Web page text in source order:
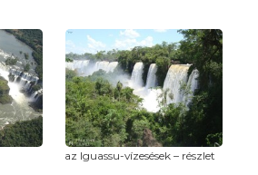
az Iguassu-vízesések – részlet